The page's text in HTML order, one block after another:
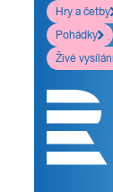
Hry a četby
Pohádky
Živé